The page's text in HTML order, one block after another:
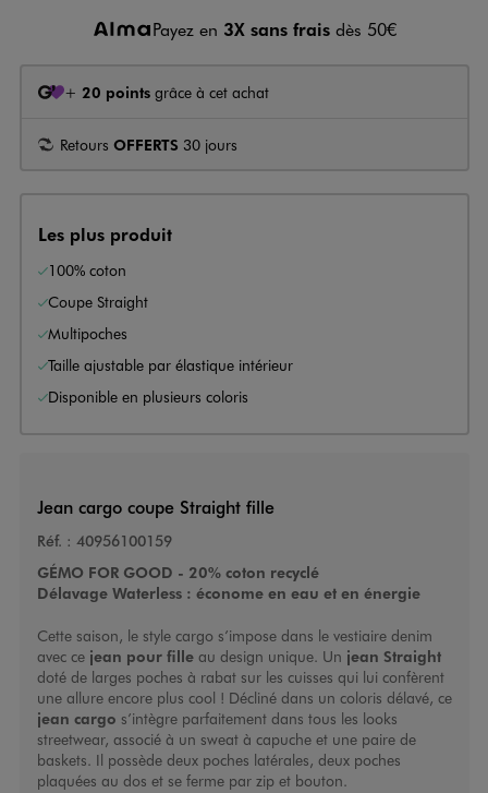
Payez en 3X sans frais dès 50€
+ 20 points grâce à cet achat
Retours OFFERTS 30 jours
Les plus produit
100% coton
Coupe Straight
Multipoches
Taille ajustable par élastique intérieur
Disponible en plusieurs coloris
Jean cargo coupe Straight fille
Réf. : 40956100159
GÉMO FOR GOOD - 20% coton recyclé
Délavage Waterless : économe en eau et en énergie
Cette saison, le style cargo s’impose dans le vestiaire denim
avec ce jean pour filleau design unique. Un jean Straight
doté de larges poches à rabat sur les cuisses qui lui confèrent
une allure encore plus cool ! Décliné dans un coloris délavé, ce
jean cargo s’intègre parfaitement dans tous les looks
streetwear, associé à un sweat à capuche et une paire de
baskets. Il possède deux poches latérales, deux poches
plaquées au dos et se ferme par zip et bouton.